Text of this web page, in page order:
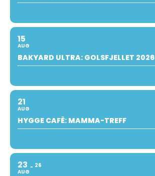
15
AUG
BAKYARD ULTRA: GOLSFJELLET 2026
21
AUG
HYGGE CAFÈ: MAMMA-TREFF
23
AUG
26